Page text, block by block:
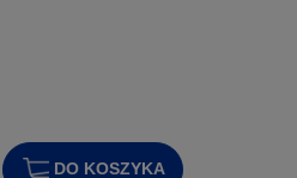
DO KOSZYKA